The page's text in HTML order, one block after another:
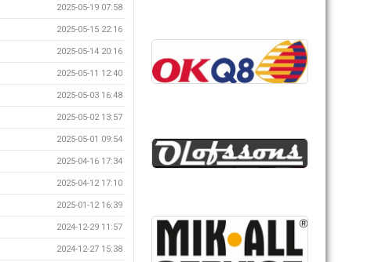
2025-05-19 07:58
2025-05-15 22:16
2025-05-14 20:16
2025-05-11 12:40
2025-05-03 16:48
2025-05-02 13:57
2025-05-01 09:54
2025-04-16 17:34
2025-04-12 17:10
2025-01-12 16:39
2024-12-29 11:57
2024-12-27 15:38